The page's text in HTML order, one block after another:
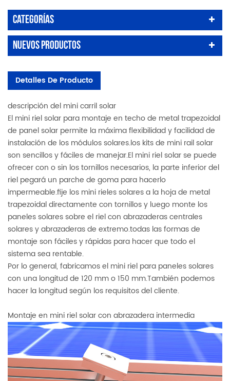
Categorías
Nuevos Productos
Detalles De Producto
descripción del mini carril solar
El mini riel solar para montaje en techo de metal trapezoidal
de panel solar permite la máxima flexibilidad y facilidad de
instalación de los módulos solares.los kits de mini rail solar
son sencillos y fáciles de manejar.El mini riel solar se puede
ofrecer con o sin los tornillos necesarios, la parte inferior del
riel pegará un parche de goma para hacerlo
impermeable.fije los mini rieles solares a la hoja de metal
trapezoidal directamente con tornillos y luego monte los
paneles solares sobre el riel con abrazaderas centrales
solares y abrazaderas de extremo.todas las formas de
montaje son fáciles y rápidas para hacer que todo el
sistema sea rentable.
Por lo general, fabricamos el mini riel para paneles solares
con una longitud de 120 mm o 150 mm.También podemos
hacer la longitud según los requisitos del cliente.
Montaje en mini riel solar con abrazadera intermedia